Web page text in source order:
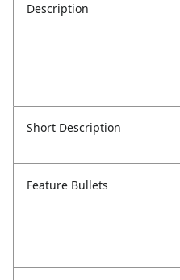
Description
Short Description
Feature Bullets